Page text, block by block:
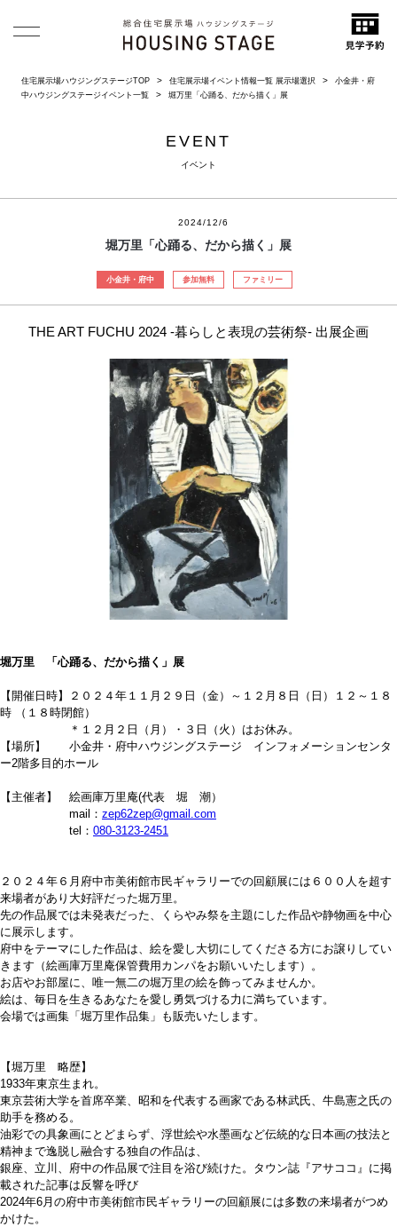
住宅展示場ハウジングステージTOP 住宅展示場イベント情報一覧 展示場選択
小金井・府
中ハウジングステージイベント一覧
堀万里「心踊る、だから描く」展
EVENT
イベント
2024/12/6
堀万里「心踊る、だから描く」展
小金井・府中 参加無料 ファミリー
THE ART FUCHU 2024 -暮らしと表現の芸術祭- 出展企画
堀万里 「心踊る、だから描く」展
【開催日時】２０２４年１１月２９日（金）～１２月８日（日）１２～１８
時 （１８時閉館）
＊１２月２日（月）・３日（火）はお休み。
【場所】 小金井・府中ハウジングステージ インフォメーションセンタ
ー2階多目的ホール
【主催者】 絵画庫万里庵(代表 堀 潮）
mail： zep62zep@gmail.com
tel： 080-3123-2451
２０２４年６月府中市美術館市民ギャラリーでの回顧展には６００人を超す
来場者があり大好評だった堀万里。
先の作品展では未発表だった、くらやみ祭を主題にした作品や静物画を中心
に展示します。
府中をテーマにした作品は、絵を愛し大切にしてくださる方にお譲りしてい
きます（絵画庫万里庵保管費用カンパをお願いいたします）。
お店やお部屋に、唯一無二の堀万里の絵を飾ってみませんか。
絵は、毎日を生きるあなたを愛し勇気づける力に満ちています。
会場では画集「堀万里作品集」も販売いたします。
【堀万里 略歴】
1933年東京生まれ。
東京芸術大学を首席卒業、昭和を代表する画家である林武氏、牛島憲之氏の
助手を務める。
油彩での具象画にとどまらず、浮世絵や水墨画など伝統的な日本画の技法と
精神まで逸脱し融合する独自の作品は、
銀座、立川、府中の作品展で注目を浴び続けた。タウン誌『アサココ』に掲
載された記事は反響を呼び
2024年6月の府中市美術館市民ギャラリーの回顧展には多数の来場者がつめ
かけた。